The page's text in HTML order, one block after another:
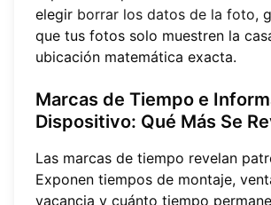
elegir borrar los datos de la foto,
que tus fotos solo muestren la
ubicación matemática exacta.
Marcas de Tiempo e
Dispositivo: Qué Más Se
Las marcas de tiempo revelan
Exponen tiempos de montaje,
vacancia y cuánto tiempo